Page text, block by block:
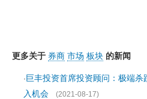
更多关于 券商 市场 板块 的新闻
·巨丰投资首席投资顾问：极端杀
入机会
(2021-08-17)